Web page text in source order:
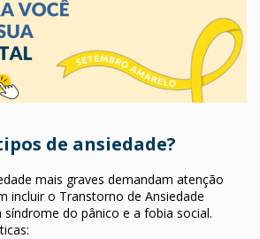
de ansiedade?
mais graves demandam atenção
incluir o Transtorno de Ansiedade
síndrome do pânico e a fobia social.